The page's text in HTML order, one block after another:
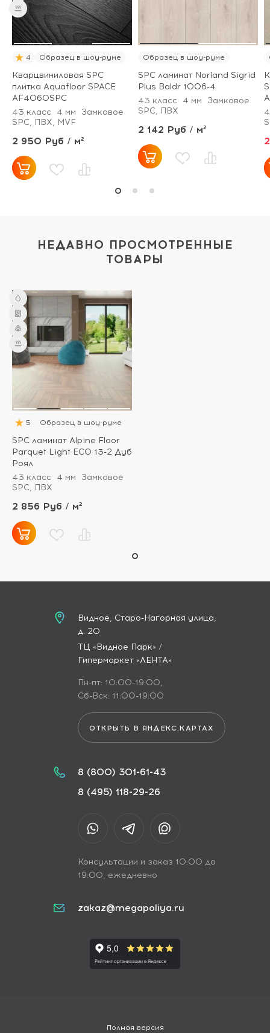
4 Образец в шоу-руме
Кварцвиниловая SPC
плитка Aquafloor SPACE
AF4060SPC
43 класс
4 мм
Замковое
SPC, ПВХ, MVF
2 950 Руб / м²
Образец в шоу-руме
SPC ламинат Norland Sigrid
Plus Baldr 1006-4
43 класс
4 мм
Замковое
SPC, ПВХ
2 142 Руб / м²
НЕДАВНО ПРОСМОТРЕННЫЕ
ТОВАРЫ
5 Образец в шоу-руме
SPC ламинат Alpine Floor
Parquet Light ECO 13-2 Дуб
Роял
43 класс
4 мм
Замковое
SPC, ПВХ
2 856 Руб / м²
Видное, Старо-Нагорная улица,
д. 20
ТЦ «Видное Парк» /
Гипермаркет «ЛЕНТА»
Пн-пт: 10:00-19:00,
Сб-Вск: 11:00-19:00
ОТКРЫТЬ В ЯНДЕКС.КАРТАХ
8 (800) 301-61-43
8 (495) 118-29-26
Консультации и заказ 10:00 до
19:00, ежедневно
zakaz@megapoliya.ru
Полная версия